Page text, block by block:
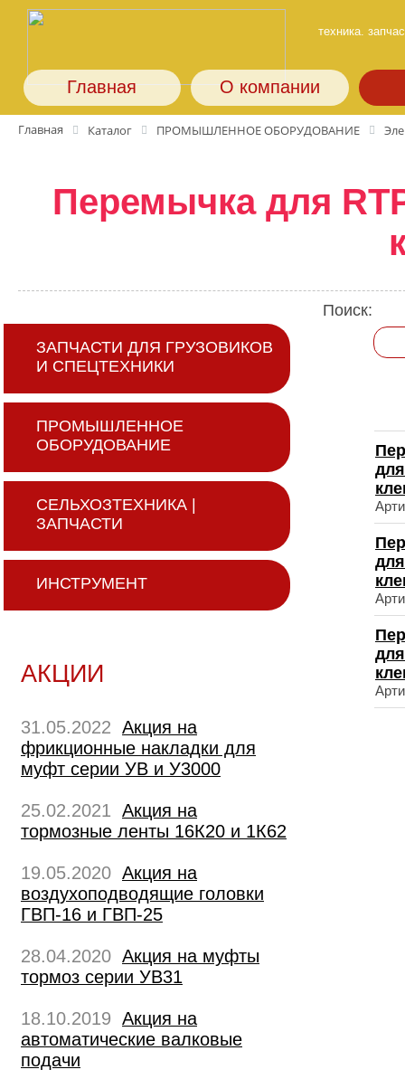
техника.
Главная О компании
Главная Каталог ПРОМЫШЛЕННОЕ ОБОРУДОВАНИЕ
Перемычка для
ЗАПЧАСТИ ДЛЯ ГРУЗОВИКОВ
И СПЕЦТЕХНИКИ
ПРОМЫШЛЕННОЕ
ОБОРУДОВАНИЕ
СЕЛЬХОЗТЕХНИКА |
ЗАПЧАСТИ
ИНСТРУМЕНТ
АКЦИИ
31.05.2022 Акция на
фрикционные накладки для
муфт серии УВ и У3000
25.02.2021 Акция на
тормозные ленты 16К20 и 1К62
19.05.2020 Акция на
воздухоподводящие головки
ГВП-16 и ГВП-25
28.04.2020 Акция на муфты
тормоз серии УВ31
18.10.2019 Акция на
автоматические валковые
подачи
Поиск: